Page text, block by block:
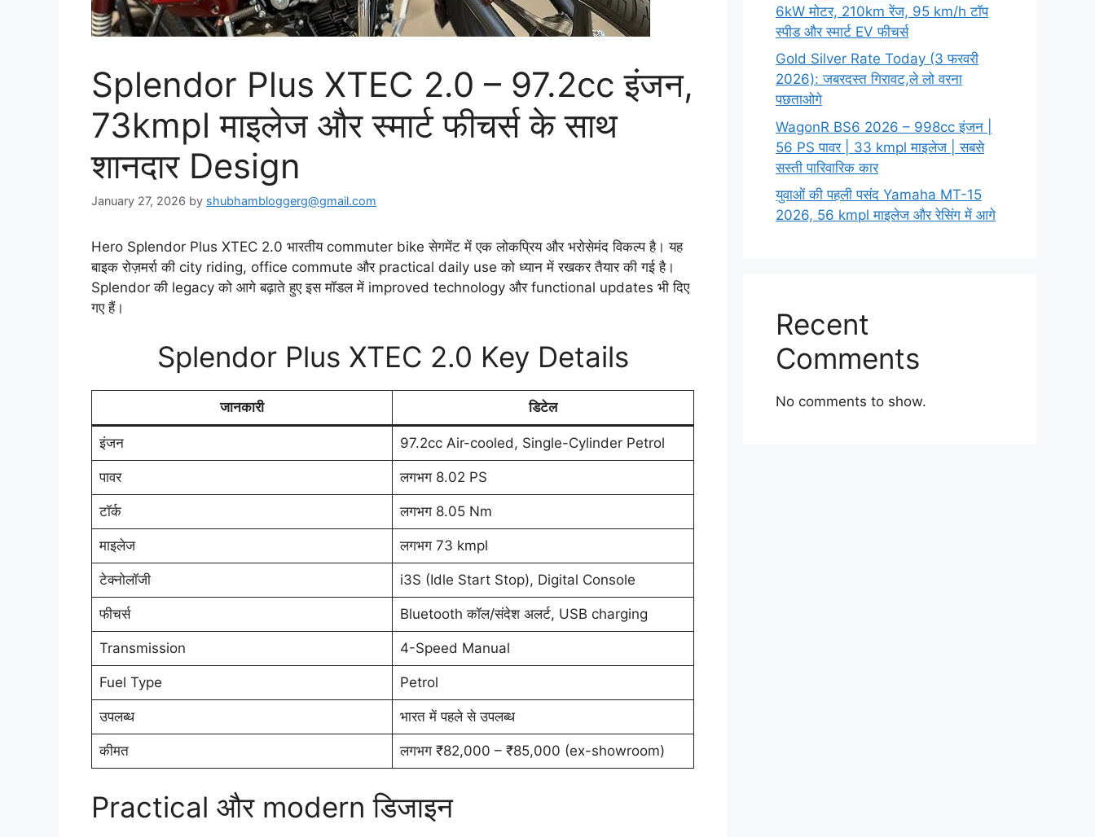
Splendor Plus XTEC 2.0 – 97.2cc इंजन,
73kmpl माइलेज और स्मार्ट फीचर्स के साथ
शानदार Design
January 27, 2026 by shubhambloggerg@gmail.com
Hero Splendor Plus XTEC 2.0 भारतीय commuter bike सेगमेंट में एक लोकप्रिय और भरोसेमंद विकल्प है। यह
बाइक रोज़मर्रा की city riding, office commute और practical daily use को ध्यान में रखकर तैयार की गई है।
Splendor की legacy को आगे बढ़ाते हुए इस मॉडल में improved technology और functional updates भी दिए
गए हैं।
Splendor Plus XTEC 2.0 Key Details
जानकारी डिटेल
इंजन 97.2cc Air-cooled, Single-Cylinder Petrol
पावर लगभग 8.02 PS
टॉर्क लगभग 8.05 Nm
माइलेज लगभग 73 kmpl
टेक्नोलॉजी i3S (Idle Start Stop), Digital Console
फीचर्स Bluetooth कॉल/संदेश अलर्ट, USB charging
Transmission 4-Speed Manual
Fuel Type Petrol
उपलब्ध भारत में पहले से उपलब्ध
कीमत लगभग ₹82,000 – ₹85,000 (ex-showroom)
Practical और modern डिजाइन
6kW मोटर, 210km रेंज, 95 km/h टॉप
स्पीड और स्मार्ट EV फीचर्स
Gold Silver Rate Today (3 फरवरी
2026): जबरदस्त गिरावट,ले लो वरना
पछताओगे
WagonR BS6 2026 – 998cc इंजन |
56 PS पावर | 33 kmpl माइलेज | सबसे
सस्ती पारिवारिक कार
युवाओं की पहली पसंद Yamaha MT-15
2026, 56 kmpl माइलेज और रेसिंग में आगे
Recent
Comments
No comments to show.